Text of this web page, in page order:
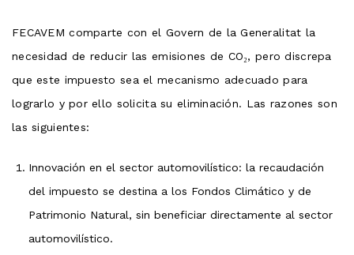
FECAVEM comparte con el Govern de la Generalitat la
necesidad de reducir las emisiones de CO₂, pero discrepa
que este impuesto sea el mecanismo adecuado para
lograrlo y por ello solicita su eliminación. Las razones son
las siguientes:
Innovación en el sector automovilístico: la recaudación
del impuesto se destina a los Fondos Climático y de
Patrimonio Natural, sin beneficiar directamente al sector
automovilístico.